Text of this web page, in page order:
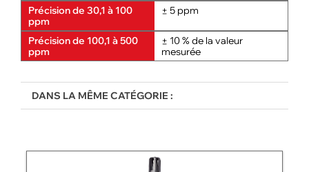
Précision de 30,1 à 100
ppm
± 5 ppm
Précision de 100,1 à 500
ppm
± 10 % de la valeur
mesurée
DANS LA MÊME CATÉGORIE :